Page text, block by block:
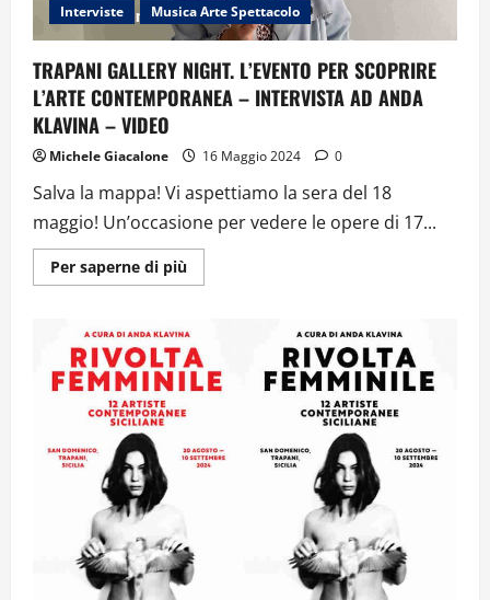
Interviste Musica Arte Spettacolo
TRAPANI GALLERY NIGHT. L’EVENTO PER SCOPRIRE
L’ARTE CONTEMPORANEA – INTERVISTA AD ANDA
KLAVINA – VIDEO
Michele Giacalone 16 Maggio 2024 0
Salva la mappa! Vi aspettiamo la sera del 18
maggio! Un’occasione per vedere le opere di 17...
Per saperne di piùUlteriori
informazioni
GALLERY
NIGHT.
L’EVENTO
PER
SCOPRIRE
CONTEMPORANEA
INTERVISTA
AD